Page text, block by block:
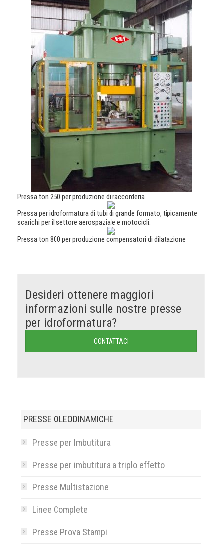
Pressa ton 250 per produzione di raccorderia
Pressa per idroformatura di tubi di grande formato, tipicamente
scarichi per il settore aerospaziale e motocicli.
Pressa ton 800 per produzione compensatori di dilatazione
Desideri ottenere maggiori
informazioni sulle nostre presse
per idroformatura?
CONTATTACI
PRESSE OLEODINAMICHE
Presse per Imbutitura
Presse per imbutitura a triplo effetto
Presse Multistazione
Linee Complete
Presse Prova Stampi